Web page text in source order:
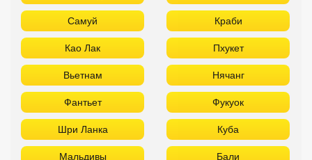
Самуй Краби
Као Лак Пхукет
Вьетнам Нячанг
Фантьет Фукуок
Шри Ланка Куба
Мальдивы Бали